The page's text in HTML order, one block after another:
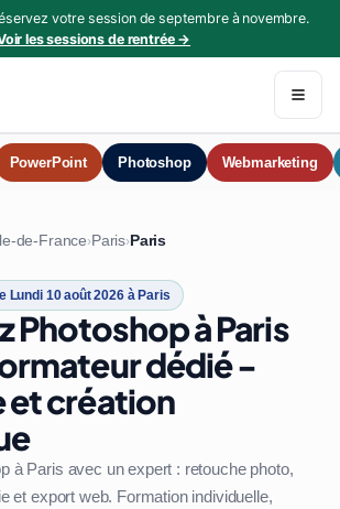
votre session de septembre à novembre.
les sessions de rentrée →
PowerPoint Photoshop Webmarketing
de-France›Paris›Paris
Lundi 10 août 2026 à Paris
Photoshop à Paris
dédié -
et création
à Paris avec un expert : retouche photo,
et export web. Formation individuelle,